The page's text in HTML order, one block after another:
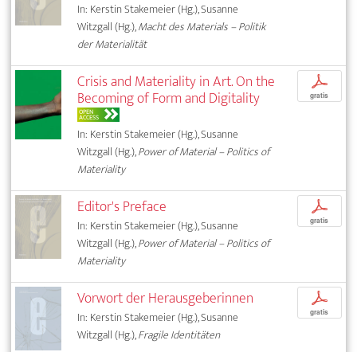
In: Kerstin Stakemeier (Hg.), Susanne
Witzgall (Hg.),Macht des Materials – Politik
der Materialität
Crisis and Materiality in Art. On the
Becoming of Form and Digitality
OPEN
ACCESS
In: Kerstin Stakemeier (Hg.), Susanne
Witzgall (Hg.),Power of Material – Politics of
Materiality
p
gratis
Editor's Preface
In: Kerstin Stakemeier (Hg.), Susanne
Witzgall (Hg.),Power of Material – Politics of
Materiality
p
gratis
Vorwort der Herausgeberinnen
In: Kerstin Stakemeier (Hg.), Susanne
Witzgall (Hg.),Fragile Identitäten
p
gratis